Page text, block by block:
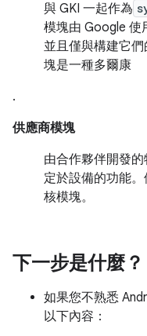
與 GKI 一起作為
模塊由 Google 使
並且僅與構建它
塊是一種多爾康
.
供應商模塊
由合作夥伴開發
定於設備的功能
核模塊。
下一步是什麼？
如果您不熟悉
以下內容：